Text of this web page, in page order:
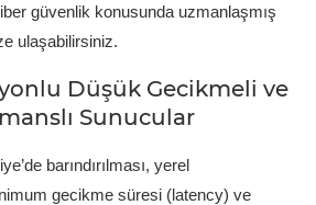
güvenlik konusunda uzmanlaşmış
ulaşabilirsiniz.
Düşük Gecikmeli ve
Sunucular
barındırılması, yerel
gecikme süresi (latency) ve